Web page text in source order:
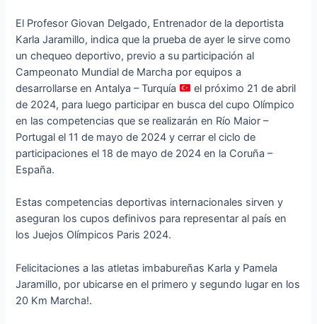
El Profesor Giovan Delgado, Entrenador de la deportista
Karla Jaramillo, indica que la prueba de ayer le sirve como
un chequeo deportivo, previo a su participación al
Campeonato Mundial de Marcha por equipos a
desarrollarse en Antalya – Turquía
el próximo 21 de abril
de 2024, para luego participar en busca del cupo Olímpico
en las competencias que se realizarán en Río Maior –
Portugal el 11 de mayo de 2024 y cerrar el ciclo de
participaciones el 18 de mayo de 2024 en la Coruña –
España.
Estas competencias deportivas internacionales sirven y
aseguran los cupos definivos para representar al país en
los Juejos Olímpicos Paris 2024.
Felicitaciones a las atletas imbabureñas Karla y Pamela
Jaramillo, por ubicarse en el primero y segundo lugar en los
20 Km Marcha!.